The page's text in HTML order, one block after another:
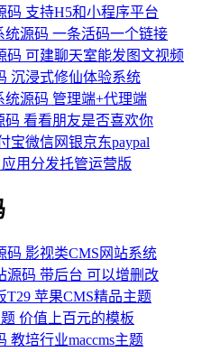
码 支持H5和小程序平台
统源码 一条活码一个链接
码 可建聊天室能发图文视频
沉浸式修仙体验系统
统源码 管理端+代理端
码 看看朋友是否喜欢你
宝微信网银京东paypal
用分发托管运营版
码 影视类CMS网站系统
源码 带后台 可以增删改
T29 苹果CMS精品主题
价值上百元的模板
教培行业maccms主题